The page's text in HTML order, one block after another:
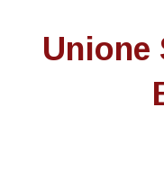
Unione